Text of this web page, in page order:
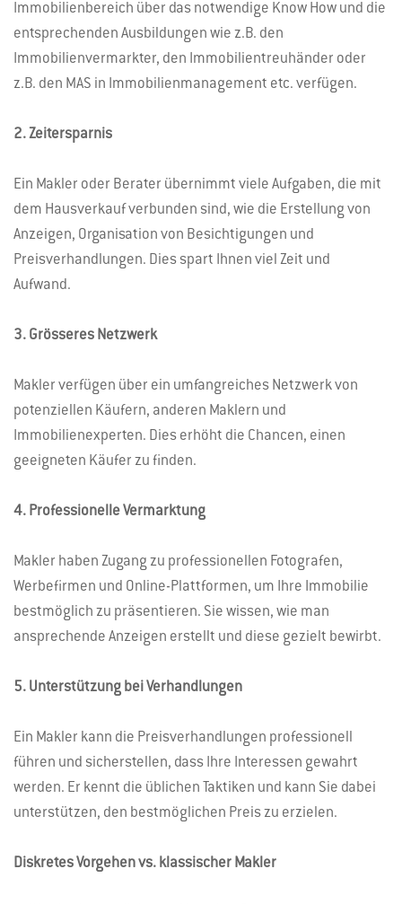
Immobilienbereich über das notwendige Know How und die
entsprechenden Ausbildungen wie z.B. den
Immobilienvermarkter, den Immobilientreuhänder oder
z.B. den MAS in Immobilienmanagement etc. verfügen.
2. Zeitersparnis
Ein Makler oder Berater übernimmt viele Aufgaben, die mit
dem Hausverkauf verbunden sind, wie die Erstellung von
Anzeigen, Organisation von Besichtigungen und
Preisverhandlungen. Dies spart Ihnen viel Zeit und
Aufwand.
3. Grösseres Netzwerk
Makler verfügen über ein umfangreiches Netzwerk von
potenziellen Käufern, anderen Maklern und
Immobilienexperten. Dies erhöht die Chancen, einen
geeigneten Käufer zu finden.
4. Professionelle Vermarktung
Makler haben Zugang zu professionellen Fotografen,
Werbefirmen und Online-Plattformen, um Ihre Immobilie
bestmöglich zu präsentieren. Sie wissen, wie man
ansprechende Anzeigen erstellt und diese gezielt bewirbt.
5. Unterstützung bei Verhandlungen
Ein Makler kann die Preisverhandlungen professionell
führen und sicherstellen, dass Ihre Interessen gewahrt
werden. Er kennt die üblichen Taktiken und kann Sie dabei
unterstützen, den bestmöglichen Preis zu erzielen.
Diskretes Vorgehen vs. klassischer Makler